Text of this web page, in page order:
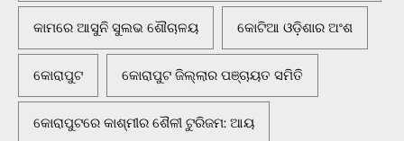
କାମରେ ଆସୁନି ସୁଲଭ ଶୌଚାଳୟ କୋଟିଆ ଓଡ଼ିଶାର ଅଂଶ
କୋରାପୁଟ କୋରାପୁଟ ଜିଲ୍ଲାର ପଞ୍ଚାୟତ ସମିତି
କୋରାପୁଟରେ କାଶ୍ମୀର ଶୈଳୀ ଟୁରିଜମ: ଆୟ